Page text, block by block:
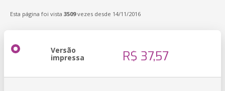
Esta página foi vista 3509vezes desde 14/11/2016
Versão
impressa R$ 37,57